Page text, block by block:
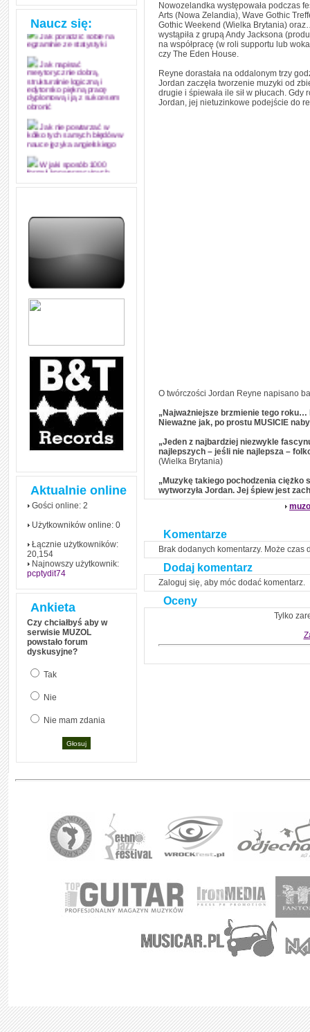
Naucz się:
egzamin? Poznaj metody
mistrzów
Jak poradzić sobie na
egzaminie ze statystyki
Jak napisać
merytorycznie dobrą,
strukturalnie logiczną i
edytorsko piękną pracę
dyplomową i ją z sukcesem
obronić
Jak nie powtarzać w
kółko tych samych błędów w
nauce języka angielskiego
W jaki sposób 1000
pozwoli Ci opanować język
zapamiętasz
zrozumiale wytłumaczył, na
(reported speech) w języku
angielskim
dłużej!
Aktualnie online
Gości online: 2
Użytkowników online: 0
Łącznie użytkowników:
20,154
Najnowszy użytkownik:
pcptydit74
Ankieta
Czy chciałbyś aby w
serwisie MUZOL
powstało forum
dyskusyjne?
Tak
Nie
Nie mam zdania
Nowozelandka występowała podczas
Arts (Nowa Zelandia), Wave Gothic
Gothic Weekend (Wielka Brytania)
wystąpiła z grupą Andy Jacksona
na współpracę (w roli supportu lub
czy The Eden House.
Reyne dorastała na oddalonym trzy
Jordan zaczęła tworzenie muzyki od
drugie i śpiewała ile sił w płucach.
Jordan, jej nietuzinkowe podejście do
O twórczości Jordan Reyne napisano
„Najważniejsze brzmienie tego roku…
Nieważne jak, po prostu MUSICIE
„Jeden z najbardziej niezwykle
najlepszych – jeśli nie najlepsza –
(Wielka Brytania)
„Muzykę takiego pochodzenia
wytworzyła Jordan. Jej śpiew jest
Komentarze
Brak dodanych komentarzy. Może czas
Dodaj komentarz
Zaloguj się, aby móc dodać komentarz.
Oceny
Tylko